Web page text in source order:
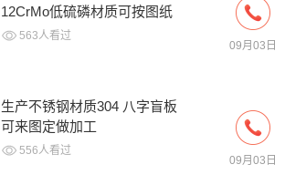
12CrMo低硫磷材质可按图纸
563人看过
09月03日
生产不锈钢材质304 八字盲板
可来图定做加工
556人看过
09月03日